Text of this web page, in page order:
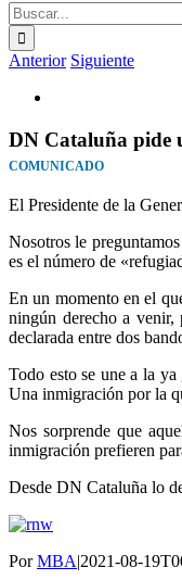
Buscar:
Anterior Siguiente
más
DN Cataluña pide
COMUNICADO
El Presidente de la
Nosotros le
es el número de
En un momento en el
ningún derecho a venir,
declarada entre dos
Todo esto se une a la
Una inmigración por la
Nos sorprende que
inmigración prefieren
Desde DN Cataluña lo
PorMBA|2021-08-